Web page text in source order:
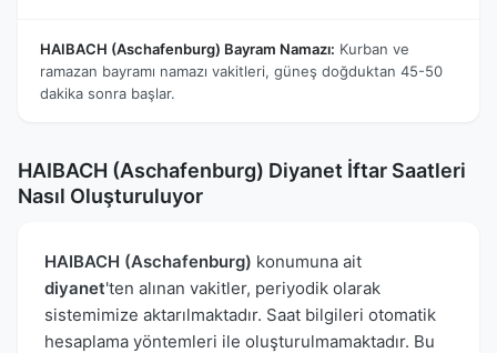
HAIBACH (Aschafenburg) Bayram Namazı: Kurban ve
ramazan bayramı namazı vakitleri, güneş doğduktan 45-50
dakika sonra başlar.
HAIBACH (Aschafenburg) Diyanet İftar Saatleri
Nasıl Oluşturuluyor
HAIBACH (Aschafenburg) konumuna ait
diyanet'ten alınan vakitler, periyodik olarak
sistemimize aktarılmaktadır. Saat bilgileri otomatik
hesaplama yöntemleri ile oluşturulmamaktadır. Bu